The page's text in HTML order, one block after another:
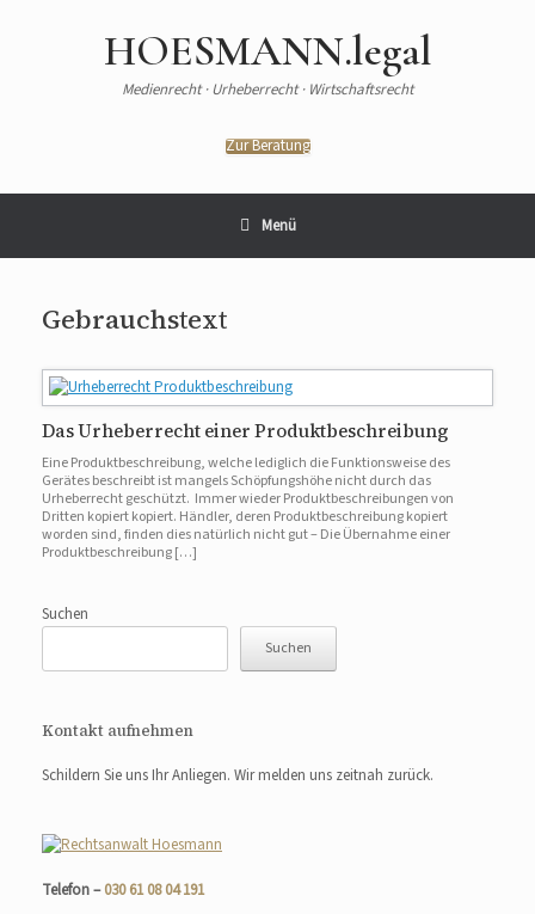
HOESMANN.legal
Medienrecht · Urheberrecht · Wirtschaftsrecht
Zur Beratung
Menü
Gebrauchstext
Das Urheberrecht einer Produktbeschreibung
Eine Produktbeschreibung, welche lediglich die Funktionsweise des
Gerätes beschreibt ist mangels Schöpfungshöhe nicht durch das
Urheberrecht geschützt. Immer wieder Produktbeschreibungen von
Dritten kopiert kopiert. Händler, deren Produktbeschreibung kopiert
worden sind, finden dies natürlich nicht gut – Die Übernahme einer
Produktbeschreibung […]
Suchen
Suchen
Kontakt aufnehmen
Schildern Sie uns Ihr Anliegen. Wir melden uns zeitnah zurück.
Telefon –030 61 08 04 191